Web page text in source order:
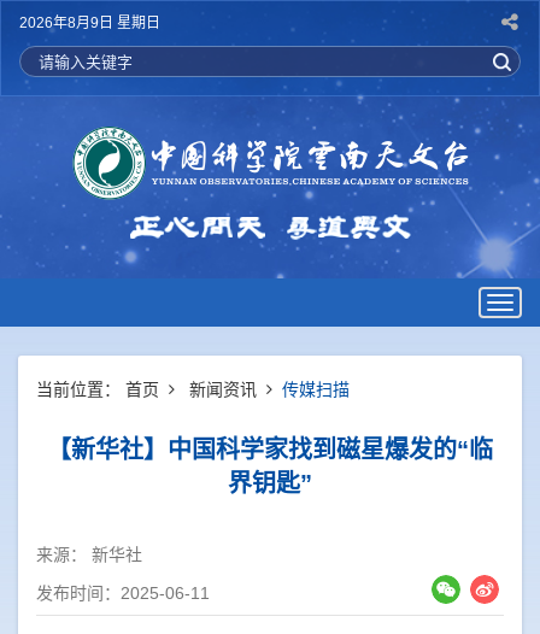
2026年8月9日 星期日
当前位置： 首页 新闻资讯 传媒扫描
【新华社】中国科学家找到磁星爆发的“临
界钥匙”
来源： 新华社
发布时间：2025-06-11